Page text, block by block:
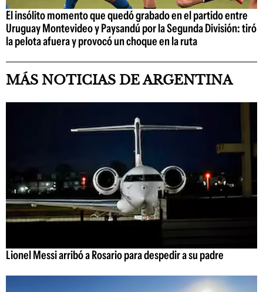
El insólito momento que quedó grabado en el partido entre
Uruguay Montevideo y Paysandú por la Segunda División: tiró
la pelota afuera y provocó un choque en la ruta
MÁS NOTICIAS DE ARGENTINA
Lionel Messi arribó a Rosario para despedir a su padre